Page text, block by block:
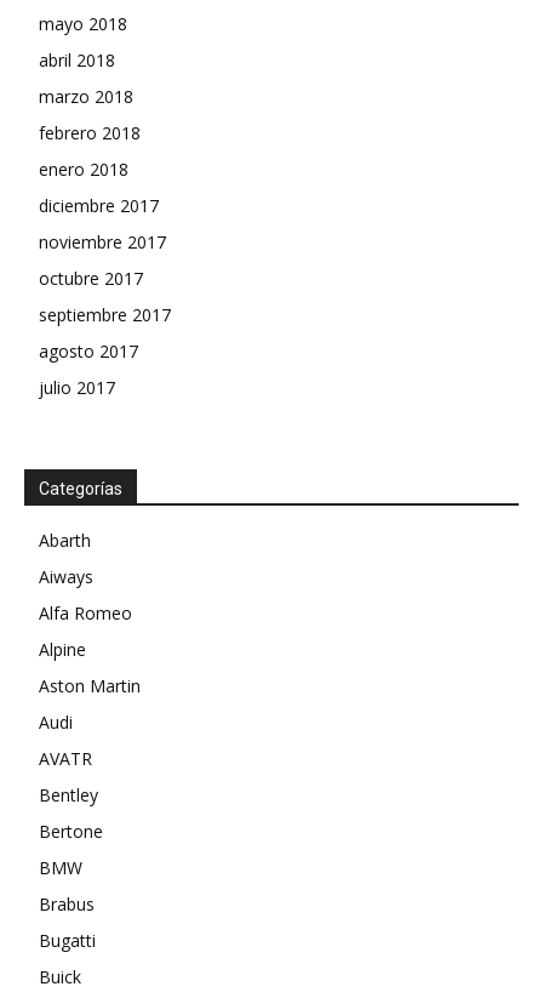
mayo 2018
abril 2018
marzo 2018
febrero 2018
enero 2018
diciembre 2017
noviembre 2017
octubre 2017
septiembre 2017
agosto 2017
julio 2017
Categorías
Abarth
Aiways
Alfa Romeo
Alpine
Aston Martin
Audi
AVATR
Bentley
Bertone
BMW
Brabus
Bugatti
Buick